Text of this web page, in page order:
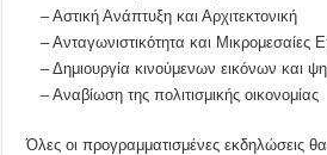
– Αστική Ανάπτυξη και Αρχιτεκτονική
– Ανταγωνιστικότητα και Μικρομεσαίες
– Δημιουργία κινούμενων εικόνων και
– Αναβίωση της πολιτισμικής οικονομίας
Όλες οι προγραμματισμένες εκδηλώσεις θα